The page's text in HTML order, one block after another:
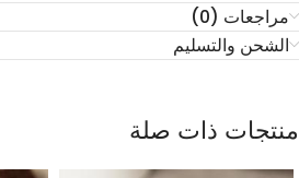
مراجعات (0)
الشحن والتسليم
منتجات ذات صلة